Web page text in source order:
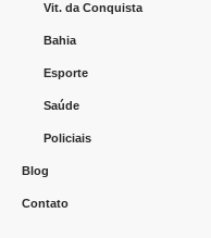
Vit. da Conquista
Bahia
Esporte
Saúde
Policiais
Blog
Contato